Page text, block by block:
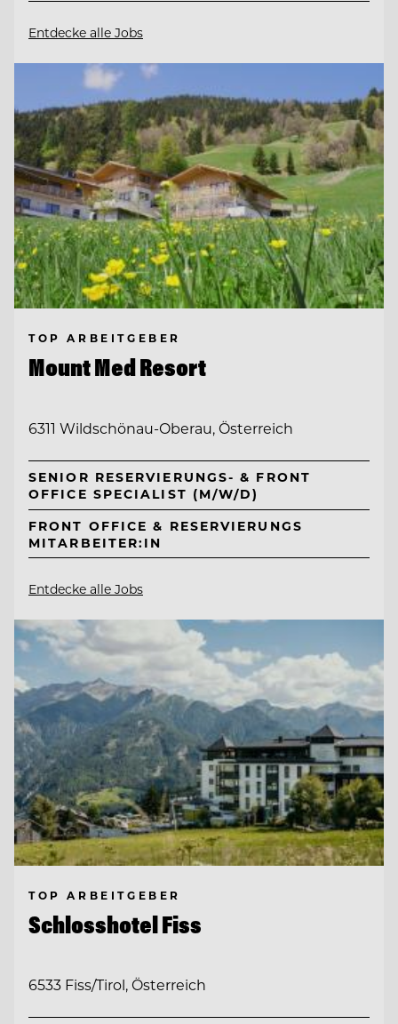
Entdecke alle Jobs
TOP ARBEITGEBER
Mount Med Resort
6311 Wildschönau-Oberau, Österreich
SENIOR RESERVIERUNGS- & FRONT
OFFICE SPECIALIST (M/W/D)
FRONT OFFICE & RESERVIERUNGS
MITARBEITER:IN
Entdecke alle Jobs
TOP ARBEITGEBER
Schlosshotel Fiss
6533 Fiss/Tirol, Österreich